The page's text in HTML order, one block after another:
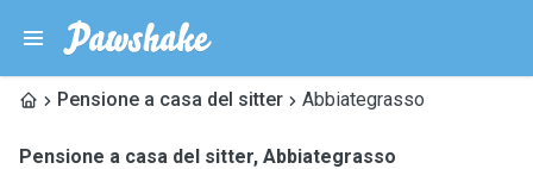
Pensione a casa del sitter Abbiategrasso
Pensione a casa del sitter, Abbiategrasso